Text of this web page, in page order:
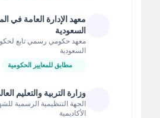
معهد الإدارة العامة في
السعودية
معهد حكومي رسمي تابع
السعودية
مطابق للمعايير الحكومية
وزارة التربية والتعليم
الجهة التنظيمية الرسمية
الأكاديمية